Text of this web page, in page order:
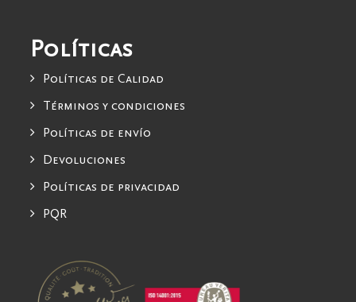
Políticas
Políticas de Calidad
Términos y condiciones
Políticas de envío
Devoluciones
Políticas de privacidad
PQR